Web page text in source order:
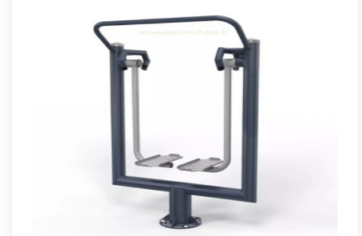
Agrès de Fitness Marcheur
Agrès de fitness de plein air conjuguant activités sportives et
expériences ludiques, le Marcheur se démarque par son caractè..